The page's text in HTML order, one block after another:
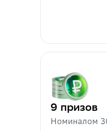
9 призов
Номиналом